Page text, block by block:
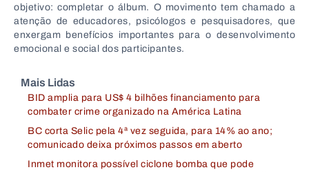
objetivo: completar o álbum. O movimento tem chamado a
atenção de educadores, psicólogos e pesquisadores, que
enxergam benefícios importantes para o desenvolvimento
emocional e social dos participantes.
Mais Lidas
BID amplia para US$ 4 bilhões financiamento para
combater crime organizado na América Latina
BC corta Selic pela 4ª vez seguida, para 14% ao ano;
comunicado deixa próximos passos em aberto
Inmet monitora possível ciclone bomba que pode